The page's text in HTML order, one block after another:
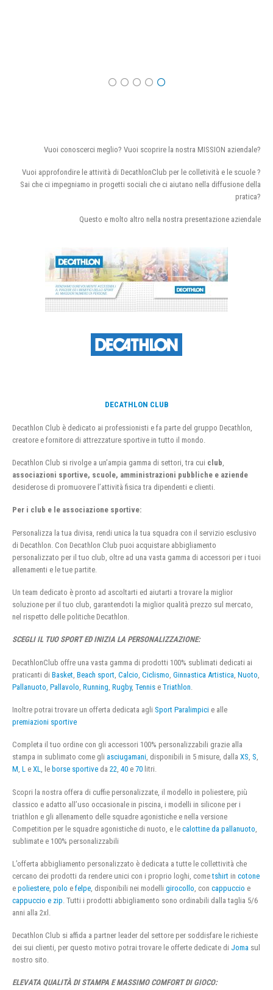
Vuoi conoscerci meglio? Vuoi scoprire la nostra MISSION aziendale?
Vuoi approfondire le attività di DecathlonClub per le colletività e le scuole ?
Sai che ci impegniamo in progetti sociali che ci aiutano nella diffusione della
pratica?
Questo e molto altro nella nostra presentazione aziendale
DECATHLON CLUB
Decathlon Club è dedicato ai professionisti e fa parte del gruppo Decathlon,
creatore e fornitore di attrezzature sportive in tutto il mondo.
Decathlon Club si rivolge a un’ampia gamma di settori, tra cui club
associazioni sportive, scuole, amministrazioni pubbliche e aziende
desiderose di promuovere l’attività fisica tra dipendenti e clienti.
Per i club e le associazione sportive:
Personalizza la tua divisa, rendi unica la tua squadra con il servizio esclusivo
di Decathlon. Con Decathlon Club puoi acquistare abbigliamento
personalizzato per il tuo club, oltre ad una vasta gamma di accessori per i tuoi
allenamenti e le tue partite.
Un team dedicato è pronto ad ascoltarti ed aiutarti a trovare la miglior
soluzione per il tuo club, garantendoti la miglior qualità prezzo sul mercato,
nel rispetto delle politiche Decathlon.
SCEGLI IL TUO SPORT ED INIZIA LA PERSONALIZZAZIONE:
DecathlonClub offre una vasta gamma di prodotti 100% sublimati dedicati ai
praticanti di Basket Beach sport Calcio Ciclismo Ginnastica Artistica Nuoto
Pallanuoto Pallavolo Running Rugby, Tennis e Triathlon
Inoltre potrai trovare un offerta dedicata agli Sport Paralimpici e alle
premiazioni sportive
Completa il tuo ordine con gli accessori 100% personalizzabili grazie alla
stampa in sublimato come gli asciugamani, disponibili in 5 misure, dalla XS, S,
M, L e XL, le borse sportive da 22, 40 e 70 litri.
Scopri la nostra offera di cuffie personalizzate, il modello in poliestere, più
classico e adatto all’uso occasionale in piscina, i modelli in silicone per i
triathlon e gli allenamento delle squadre agonistiche e nella versione
Competition per le squadre agonistiche di nuoto, e le calottine da pallanuoto
sublimate e 100% personalizzabili
L’offerta abbigliamento personalizzato è dedicata a tutte le collettività che
cercano dei prodotti da rendere unici con i proprio loghi, cometshirt in cotone
e poliestere polo e felpe , disponibili nei modelli girocollo , con cappuccio e
cappuccio e zip . Tutti i prodotti abbigliamento sono ordinabili dalla taglia 5/6
anni alla 2xl.
Decathlon Club si affida a partner leader del settore per soddisfare le richieste
dei sui clienti, per questo motivo potrai trovare le offerte dedicate di Joma sul
nostro sito.
ELEVATA QUALITÀ DI STAMPA E MASSIMO COMFORT DI GIOCO: